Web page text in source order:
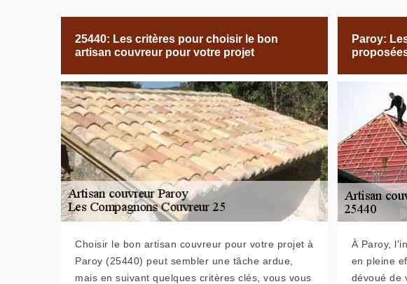
25440: Les critères pour choisir le bon
artisan couvreur pour votre projet
Choisir le bon artisan couvreur pour votre projet à
Paroy (25440) peut sembler une tâche ardue,
mais en suivant quelques critères clés, vous vous
Paroy:
À Paroy,
en pleine
dévoué de